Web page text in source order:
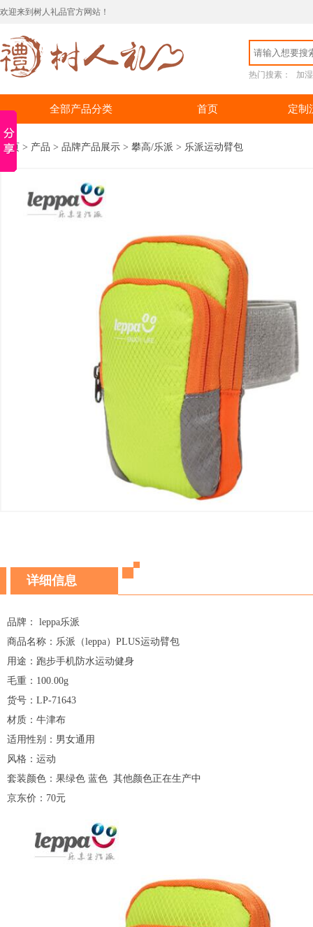
欢迎来到树人礼品官方网站！
热门搜素： 加
全部产品分类 首页 定制
首页 > 产品 > 品牌产品展示 > 攀高/乐派 > 乐派运动臂包
详细信息
品牌： leppa乐派
商品名称：乐派（leppa）PLUS运动臂包
用途：跑步手机防水运动健身
毛重：100.00g
货号：LP-71643
材质：牛津布
适用性别：男女通用
风格：运动
套装颜色：果绿色 蓝色 其他颜色正在生产中
京东价：70元